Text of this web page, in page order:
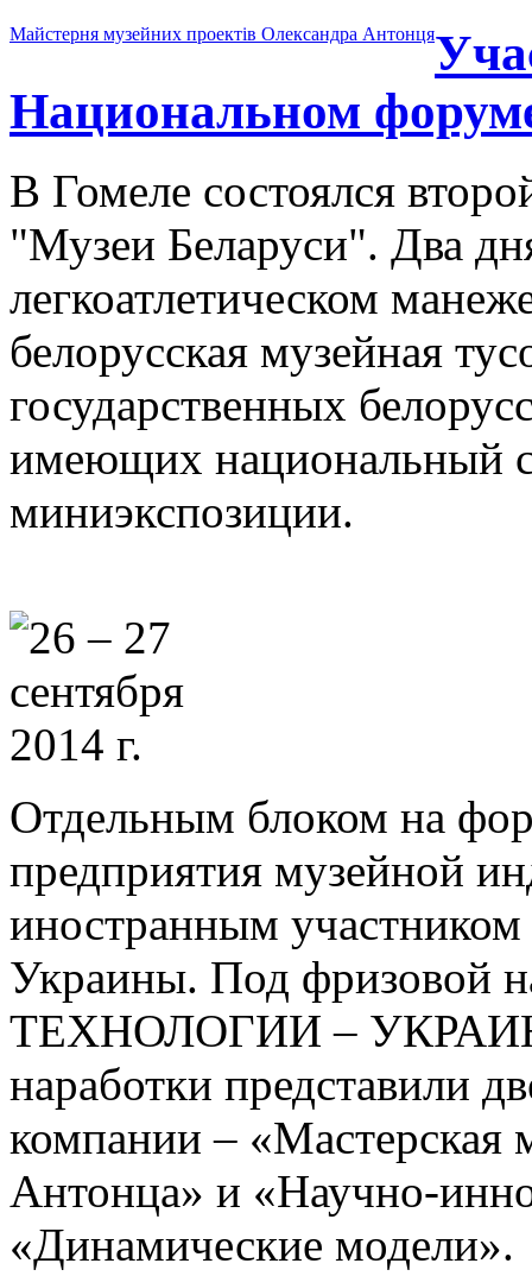
Майстерня музейних проектів Олександра Антонця
Национальном
В Гомеле состоялся
"Музеи Беларуси". Два
легкоатлетическом
белорусская музейная
государственных
имеющих национальный
миниэкспозиции.
Отдельным блоком на
предприятия музейной
иностранным участником
Украины. Под
ТЕХНОЛОГИИ –
наработки представили
компании – «Мастерская
Антонца» и «Научно-
«Динамические модели».